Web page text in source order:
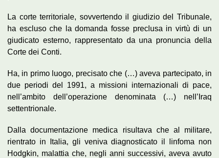
La corte territoriale, sovvertendo il giudizio del Tribunale,
ha escluso che la domanda fosse preclusa in virtù di un
giudicato esterno, rappresentato da una pronuncia della
Corte dei Conti.
Ha, in primo luogo, precisato che (…) aveva partecipato, in
due periodi del 1991, a missioni internazionali di pace,
nell’ambito dell’operazione denominata (…) nell’Iraq
settentrionale.
Dalla documentazione medica risultava che al militare,
rientrato in Italia, gli veniva diagnosticato il linfoma non
Hodgkin, malattia che, negli anni successivi, aveva avuto